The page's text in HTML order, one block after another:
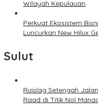
Wilayah Kepulauan
Perkuat Ekosistem
Luncurkan New Hilux
Sulut
Ruislag Setengah
Raad di Titik Nol